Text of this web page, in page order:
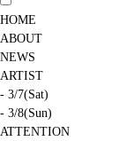
HOME
ABOUT
NEWS
ARTIST
- 3/7(Sat)
- 3/8(Sun)
ATTENTION